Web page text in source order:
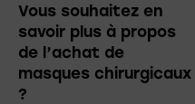
Vous souhaitez en
savoir plus à propos
de l’achat de
masques chirurgicaux
?